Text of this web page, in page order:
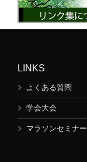
LINKS
よくある質問
学会大会
マラソンセミナー